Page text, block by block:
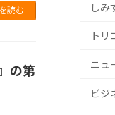
読む
の第
しみ
トリ
ニュ
ビジ